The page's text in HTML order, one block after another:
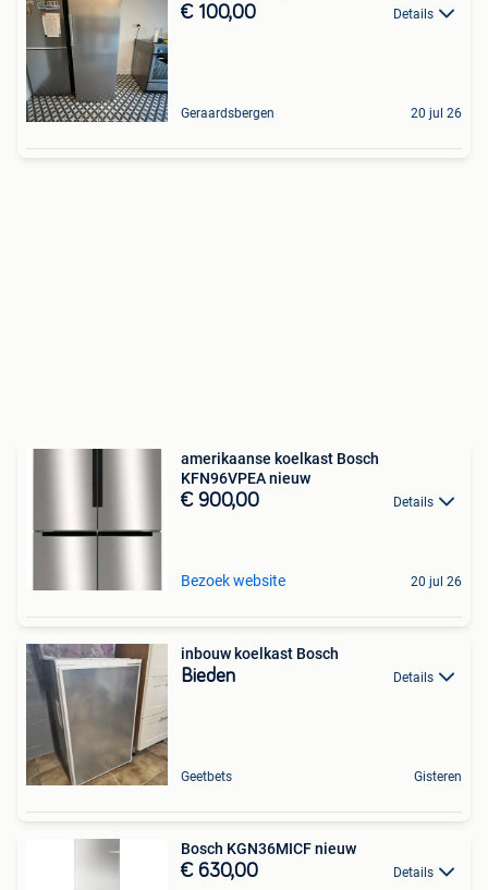
€ 100,00 Details
Geraardsbergen 20 jul 26
amerikaanse koelkast Bosch
KFN96VPEA nieuw
€ 900,00 Details
Bezoek website 20 jul 26
inbouw koelkast Bosch
Bieden Details
Geetbets Gisteren
Bosch KGN36MICF nieuw
€ 630,00 Details